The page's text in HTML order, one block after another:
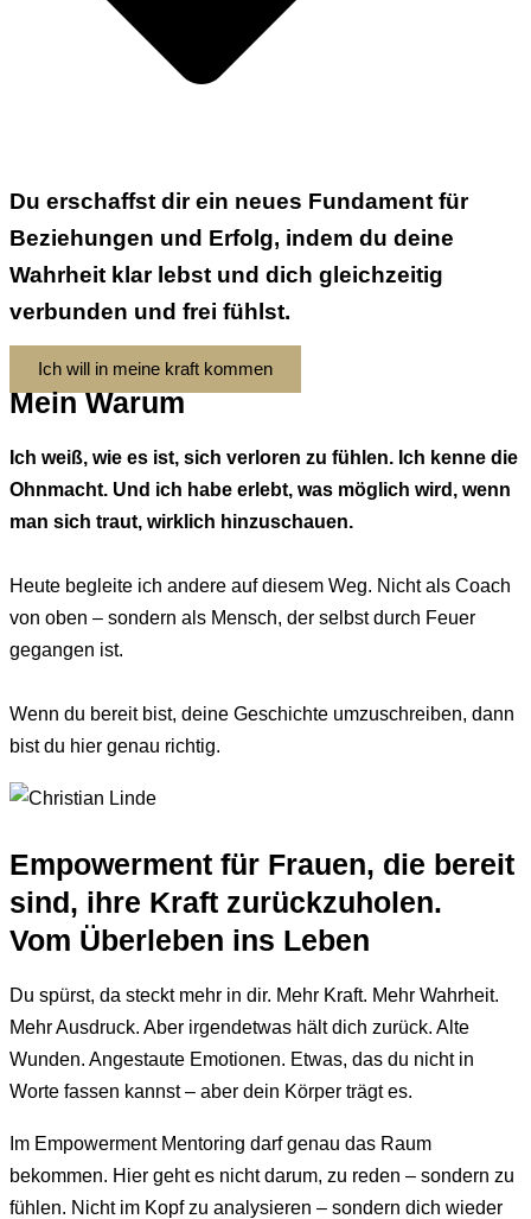
Du erschaffst dir ein neues Fundament für
Beziehungen und Erfolg, indem du deine
Wahrheit klar lebst und dich gleichzeitig
verbunden und frei fühlst.
Ich will in meine kraft kommen
Mein Warum
Ich weiß, wie es ist, sich verloren zu fühlen. Ich kenne die
Ohnmacht. Und ich habe erlebt, was möglich wird, wenn
man sich traut, wirklich hinzuschauen.
Heute begleite ich andere auf diesem Weg. Nicht als Coach
von oben – sondern als Mensch, der selbst durch Feuer
gegangen ist.
Wenn du bereit bist, deine Geschichte umzuschreiben, dann
bist du hier genau richtig.
Empowerment für Frauen, die bereit
sind, ihre Kraft zurückzuholen.
Vom Überleben ins Leben
Du spürst, da steckt mehr in dir. Mehr Kraft. Mehr Wahrheit.
Mehr Ausdruck. Aber irgendetwas hält dich zurück. Alte
Wunden. Angestaute Emotionen. Etwas, das du nicht in
Worte fassen kannst – aber dein Körper trägt es.
Im Empowerment Mentoring darf genau das Raum
bekommen. Hier geht es nicht darum, zu reden – sondern zu
fühlen. Nicht im Kopf zu analysieren – sondern dich wieder